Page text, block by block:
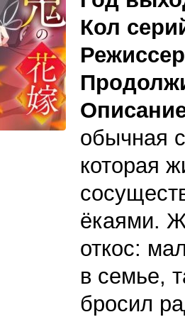
Кол
обычная
которая
ёкаями.
откос:
в семье,
бросил